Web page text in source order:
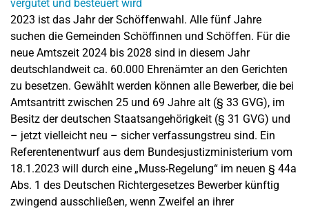
2023 ist das Jahr der Schöffenwahl. Alle fünf Jahre
suchen die Gemeinden Schöffinnen und Schöffen. Für die
neue Amtszeit 2024 bis 2028 sind in diesem Jahr
deutschlandweit ca. 60.000 Ehrenämter an den Gerichten
zu besetzen. Gewählt werden können alle Bewerber, die bei
Amtsantritt zwischen 25 und 69 Jahre alt (§ 33 GVG), im
Besitz der deutschen Staatsangehörigkeit (§ 31 GVG) und
– jetzt vielleicht neu – sicher verfassungstreu sind. Ein
Referentenentwurf aus dem Bundesjustizministerium vom
18.1.2023 will durch eine „Muss-Regelung“ im neuen § 44a
Abs. 1 des Deutschen Richtergesetzes Bewerber künftig
zwingend ausschließen, wenn Zweifel an ihrer